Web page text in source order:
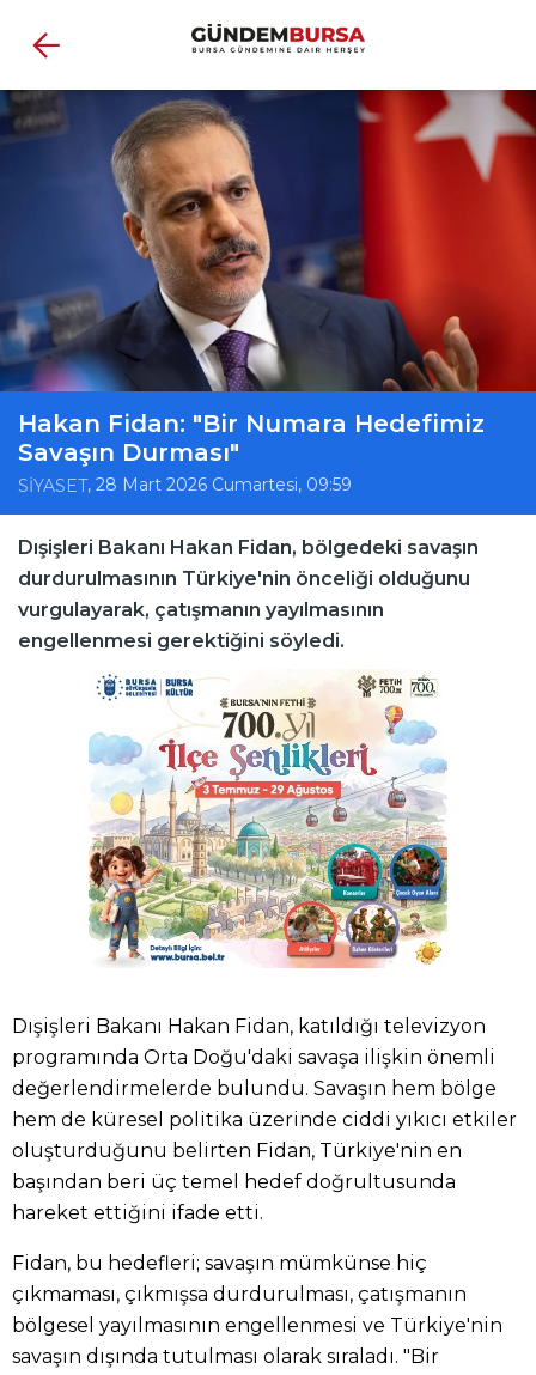
Hakan Fidan: "Bir Numara Hedefimiz
Savaşın Durması"
SİYASET, 28 Mart 2026 Cumartesi, 09:59
Dışişleri Bakanı Hakan Fidan, bölgedeki savaşın
durdurulmasının Türkiye'nin önceliği olduğunu
vurgulayarak, çatışmanın yayılmasının
engellenmesi gerektiğini söyledi.
Dışişleri Bakanı Hakan Fidan, katıldığı televizyon
programında Orta Doğu'daki savaşa ilişkin önemli
değerlendirmelerde bulundu. Savaşın hem bölge
hem de küresel politika üzerinde ciddi yıkıcı etkiler
oluşturduğunu belirten Fidan, Türkiye'nin en
başından beri üç temel hedef doğrultusunda
hareket ettiğini ifade etti.
Fidan, bu hedefleri; savaşın mümkünse hiç
çıkmaması, çıkmışsa durdurulması, çatışmanın
bölgesel yayılmasının engellenmesi ve Türkiye'nin
savaşın dışında tutulması olarak sıraladı. "Bir